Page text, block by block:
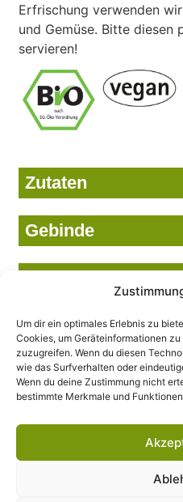
Um dir ein optimales Erlebnis zu
Cookies, um Geräteinformationen
zuzugreifen. Wenn du diesen
wie das Surfverhalten oder
Wenn du deine Zustimmung nicht
bestimmte Merkmale und
Erfrischung verwenden
und Gemüse. Bitte diesen
servieren!
Zutaten
Gebinde
Wir setzen uns ein...
… für das Wohl der Natur, der
Und das schon seit über 85
hochwertige Bio-Säfte,
in bester Qualität.
Stellenangebote